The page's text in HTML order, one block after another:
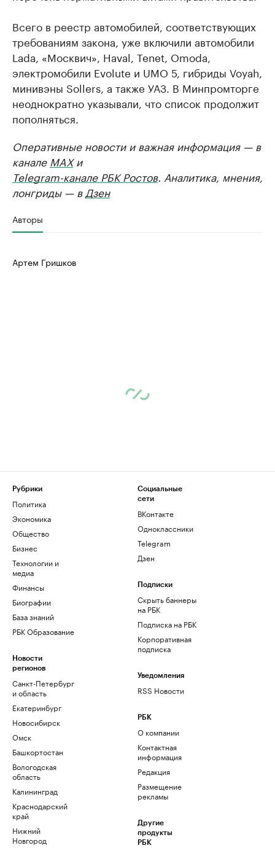
Всего в реестр автомобилей, соответствующих
требованиям закона, уже включили автомобили
Lada, «Москвич», Haval, Tenet, Omoda,
электромобили Evolute и UMO 5, гибриды Voyah,
минивэны Sollers, а также УАЗ. В Минпромторге
неоднократно указывали, что список продолжит
пополняться.
Оперативные новости и важная информация — в
канале MAXи
Telegram-канале РБК Ростов. Аналитика, мнения,
лонгриды — в Дзен
Авторы
Артем Гришков
Рубрики
Политика
Экономика
Общество
Бизнес
Технологии и
медиа
Финансы
Биографии
База знаний
РБК Образование
Новости
регионов
Санкт-Петербург
и область
Екатеринбург
Новосибирск
Омск
Башкортостан
Вологодская
область
Калининград
Краснодарский
край
Нижний
Новгород
Социальные
сети
ВКонтакте
Одноклассники
Telegram
Дзен
Подписки
Скрыть баннеры
на РБК
Подписка на РБК
Корпоративная
подписка
Уведомления
RSS Новости
РБК
О компании
Контактная
информация
Редакция
Размещение
рекламы
Другие
продукты
РБК